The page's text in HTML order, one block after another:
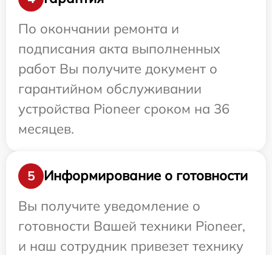
По окончании ремонта и
подписания акта выполненных
работ Вы получите документ о
гарантийном обслуживании
устройства Pioneer сроком на 36
месяцев.
5
Информирование о готовности
Вы получите уведомление о
готовности Вашей техники Pioneer,
и наш сотрудник привезет технику